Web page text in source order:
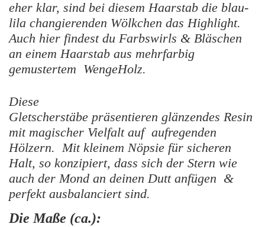
eher klar, sind bei diesem Haarstab die blau-
lila changierenden Wölkchen das Highlight.
Auch hier findest du Farbswirls & Bläschen
an einem Haarstab aus mehrfarbig
gemustertem WengeHolz.
Diese
Gletscherstäbe präsentieren glänzendes Resin
mit magischer Vielfalt auf aufregenden
Hölzern. Mit kleinem Nöpsie für sicheren
Halt, so konzipiert, dass sich der Stern wie
auch der Mond an deinen Dutt anfügen &
perfekt ausbalanciert sind.
Die Maße (ca.):